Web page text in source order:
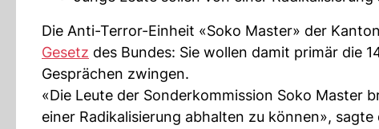
Die Anti-Terror-Einheit «Soko Master» der
Gesetz des Bundes: Sie wollen damit primär die
Gesprächen zwingen.
«Die Leute der Sonderkommission Soko Master
einer Radikalisierung abhalten zu können», sagte